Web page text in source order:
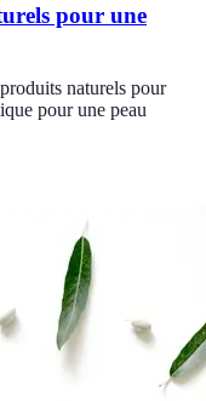
pour une
naturels pour
pour une peau